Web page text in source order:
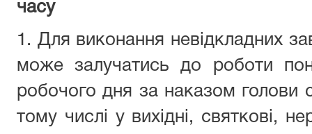
часу
1. Для виконання невідкладних
може залучатись до роботи
робочого дня за наказом голови
тому числі у вихідні, святкові,